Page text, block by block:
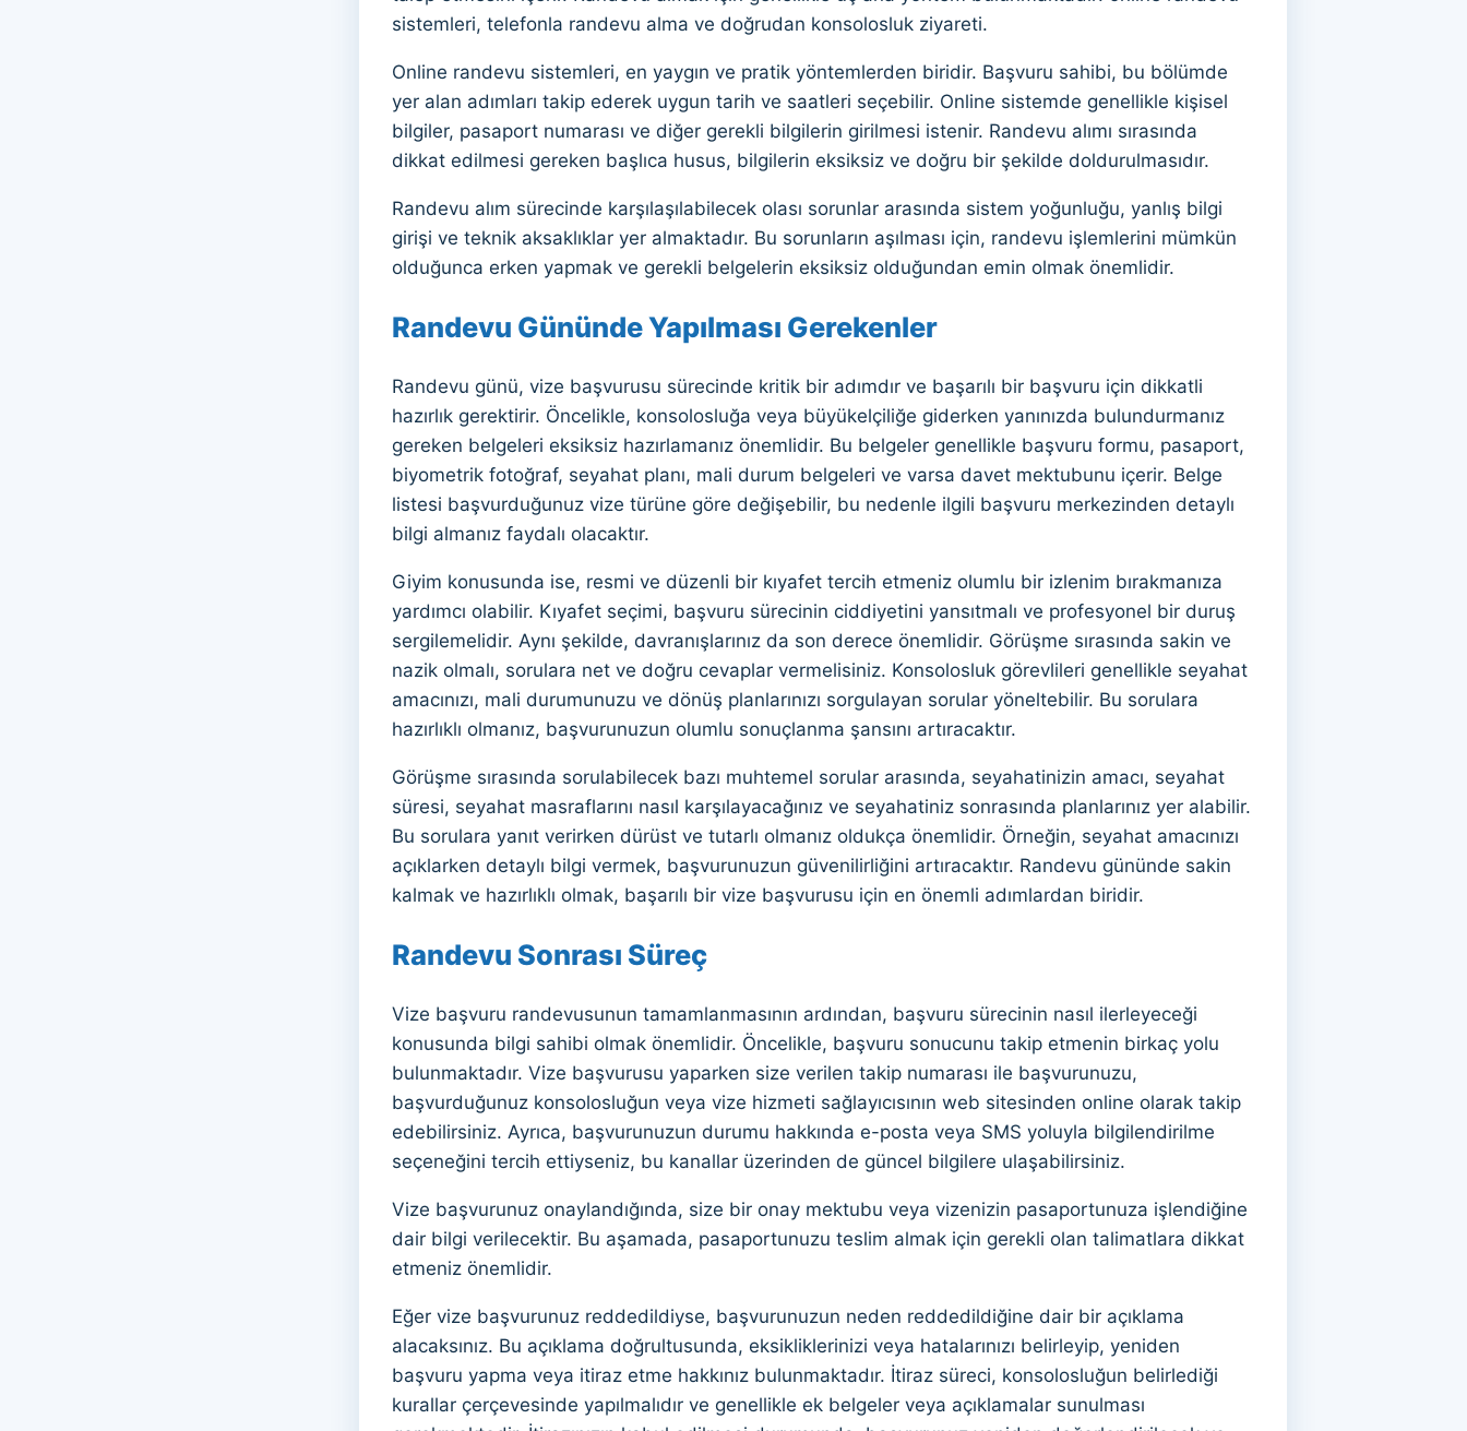
sistemleri, telefonla randevu alma ve doğrudan konsolosluk ziyareti.
Online randevu sistemleri, en yaygın ve pratik yöntemlerden biridir. Başvuru sahibi, bu bölümde
yer alan adımları takip ederek uygun tarih ve saatleri seçebilir. Online sistemde genellikle kişisel
bilgiler, pasaport numarası ve diğer gerekli bilgilerin girilmesi istenir. Randevu alımı sırasında
dikkat edilmesi gereken başlıca husus, bilgilerin eksiksiz ve doğru bir şekilde doldurulmasıdır.
Randevu alım sürecinde karşılaşılabilecek olası sorunlar arasında sistem yoğunluğu, yanlış bilgi
girişi ve teknik aksaklıklar yer almaktadır. Bu sorunların aşılması için, randevu işlemlerini mümkün
olduğunca erken yapmak ve gerekli belgelerin eksiksiz olduğundan emin olmak önemlidir.
Randevu Gününde Yapılması Gerekenler
Randevu günü, vize başvurusu sürecinde kritik bir adımdır ve başarılı bir başvuru için dikkatli
hazırlık gerektirir. Öncelikle, konsolosluğa veya büyükelçiliğe giderken yanınızda bulundurmanız
gereken belgeleri eksiksiz hazırlamanız önemlidir. Bu belgeler genellikle başvuru formu, pasaport,
biyometrik fotoğraf, seyahat planı, mali durum belgeleri ve varsa davet mektubunu içerir. Belge
listesi başvurduğunuz vize türüne göre değişebilir, bu nedenle ilgili başvuru merkezinden detaylı
bilgi almanız faydalı olacaktır.
Giyim konusunda ise, resmi ve düzenli bir kıyafet tercih etmeniz olumlu bir izlenim bırakmanıza
yardımcı olabilir. Kıyafet seçimi, başvuru sürecinin ciddiyetini yansıtmalı ve profesyonel bir duruş
sergilemelidir. Aynı şekilde, davranışlarınız da son derece önemlidir. Görüşme sırasında sakin ve
nazik olmalı, sorulara net ve doğru cevaplar vermelisiniz. Konsolosluk görevlileri genellikle seyahat
amacınızı, mali durumunuzu ve dönüş planlarınızı sorgulayan sorular yöneltebilir. Bu sorulara
hazırlıklı olmanız, başvurunuzun olumlu sonuçlanma şansını artıracaktır.
Görüşme sırasında sorulabilecek bazı muhtemel sorular arasında, seyahatinizin amacı, seyahat
süresi, seyahat masraflarını nasıl karşılayacağınız ve seyahatiniz sonrasında planlarınız yer alabilir.
Bu sorulara yanıt verirken dürüst ve tutarlı olmanız oldukça önemlidir. Örneğin, seyahat amacınızı
açıklarken detaylı bilgi vermek, başvurunuzun güvenilirliğini artıracaktır. Randevu gününde sakin
kalmak ve hazırlıklı olmak, başarılı bir vize başvurusu için en önemli adımlardan biridir.
Randevu Sonrası Süreç
Vize başvuru randevusunun tamamlanmasının ardından, başvuru sürecinin nasıl ilerleyeceği
konusunda bilgi sahibi olmak önemlidir. Öncelikle, başvuru sonucunu takip etmenin birkaç yolu
bulunmaktadır. Vize başvurusu yaparken size verilen takip numarası ile başvurunuzu,
başvurduğunuz konsolosluğun veya vize hizmeti sağlayıcısının web sitesinden online olarak takip
edebilirsiniz. Ayrıca, başvurunuzun durumu hakkında e-posta veya SMS yoluyla bilgilendirilme
seçeneğini tercih ettiyseniz, bu kanallar üzerinden de güncel bilgilere ulaşabilirsiniz.
Vize başvurunuz onaylandığında, size bir onay mektubu veya vizenizin pasaportunuza işlendiğine
dair bilgi verilecektir. Bu aşamada, pasaportunuzu teslim almak için gerekli olan talimatlara dikkat
etmeniz önemlidir.
Eğer vize başvurunuz reddedildiyse, başvurunuzun neden reddedildiğine dair bir açıklama
alacaksınız. Bu açıklama doğrultusunda, eksikliklerinizi veya hatalarınızı belirleyip, yeniden
başvuru yapma veya itiraz etme hakkınız bulunmaktadır. İtiraz süreci, konsolosluğun belirlediği
kurallar çerçevesinde yapılmalıdır ve genellikle ek belgeler veya açıklamalar sunulması